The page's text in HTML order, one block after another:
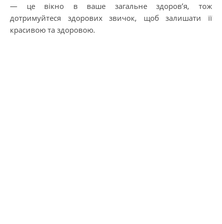
— це вікно в ваше загальне здоров’я, тож
дотримуйтеся здорових звичок, щоб залишати її
красивою та здоровою.